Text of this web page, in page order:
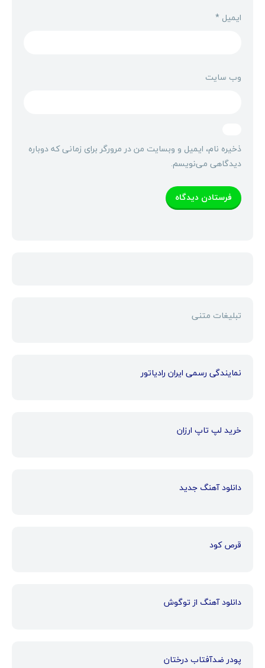
ایمیل *
وب‌ سایت
ذخیره نام، ایمیل و وبسایت من در مرورگر برای زمانی که دوباره
دیدگاهی می‌نویسم.
تبلیغات متنی
نمایندگی رسمی ایران رادیاتور
خرید لپ تاپ ارزان
دانلود آهنگ جدید
قرص کود
دانلود آهنگ از توگوش
پودر ضدآفتاب درختان